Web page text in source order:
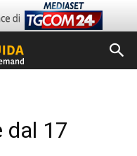
dal 17